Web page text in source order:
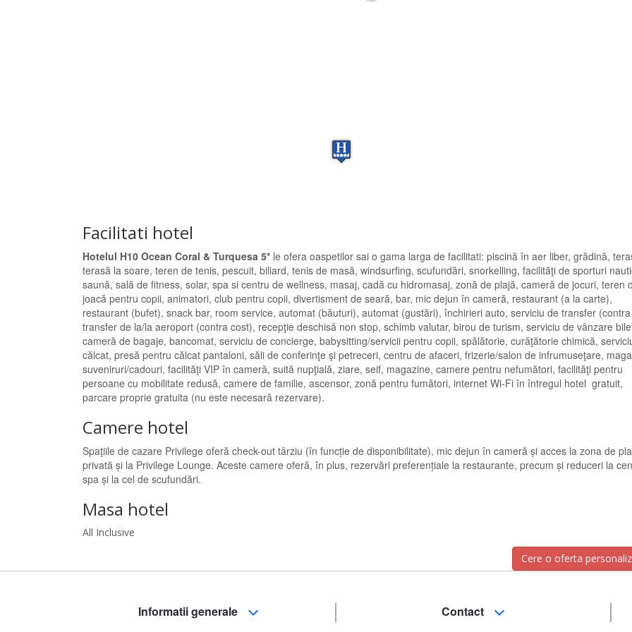
Facilitati hotel
Hotelul H10 Ocean Coral & Turquesa 5* le ofera oaspetilor sai o gama larga de facilitati: piscină în aer liber, grădină,
terasă la soare, teren de tenis, pescuit, biliard, tenis de masă, windsurfing, scufundări, snorkelling, facilităţi de sporturi
saună, sală de fitness, solar, spa si centru de wellness, masaj, cadă cu hidromasaj, zonă de plajă, cameră de jocuri, teren
joacă pentru copii, animatori, club pentru copii, divertisment de seară, bar, mic dejun în cameră, restaurant (a la carte),
restaurant (bufet), snack bar, room service, automat (băuturi), automat (gustări), închirieri auto, serviciu de transfer
transfer de la/la aeroport (contra cost), recepţie deschisă non stop, schimb valutar, birou de turism, serviciu de vânzare
cameră de bagaje, bancomat, serviciu de concierge, babysitting/servicii pentru copii, spălătorie, curăţătorie chimică,
călcat, presă pentru călcat pantaloni, săli de conferinţe şi petreceri, centru de afaceri, frizerie/salon de infrumuseţare,
suveniruri/cadouri, facilităţi VIP în cameră, suită nupţială, ziare, seif, magazine, camere pentru nefumători, facilităţi pentru
persoane cu mobilitate redusă, camere de familie, ascensor, zonă pentru fumători, internet Wi-Fi în întregul hotel gratuit,
parcare proprie gratuita (nu este necesară rezervare).
Camere hotel
Spaţiile de cazare Privilege oferă check-out târziu (în funcție de disponibilitate), mic dejun în cameră și acces la zona de
privată și la Privilege Lounge. Aceste camere oferă, în plus, rezervări preferențiale la restaurante, precum și reduceri la
spa și la cel de scufundări.
Masa hotel
All Inclusive
Cere o oferta
Informatii generale Contact